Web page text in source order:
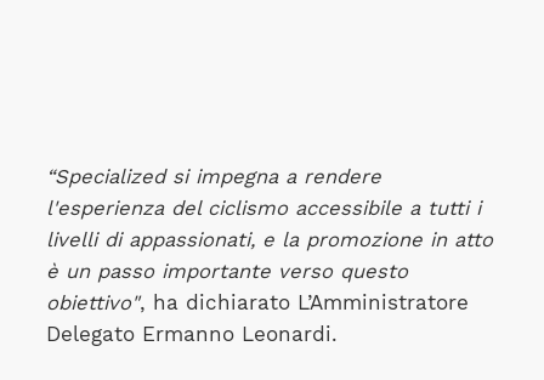
“Specialized si impegna a rendere
l'esperienza del ciclismo accessibile a tutti i
livelli di appassionati, e la promozione in atto
è un passo importante verso questo
obiettivo", ha dichiarato L’Amministratore
Delegato Ermanno Leonardi.